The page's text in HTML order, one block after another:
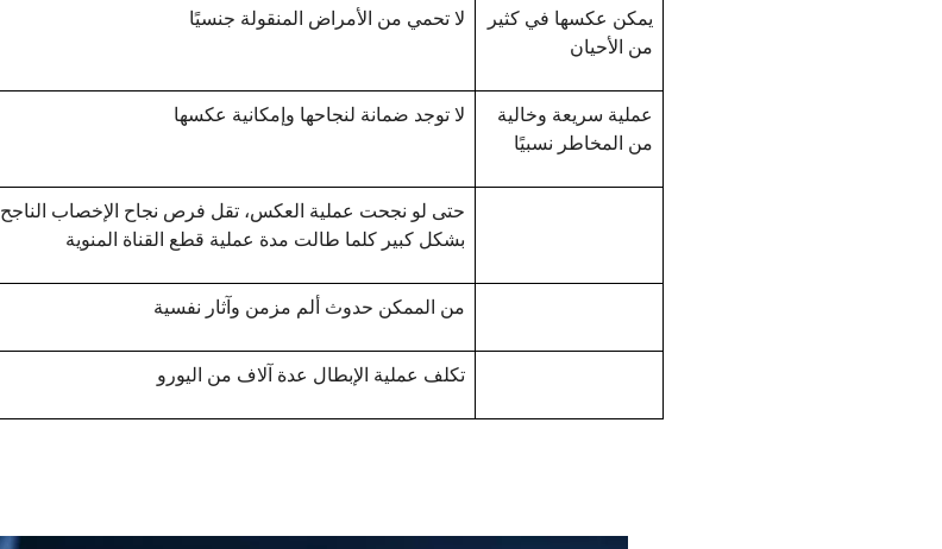
يمكن عكسها في كثير
من الأحيان
لا تحمي من الأمراض المنقولة جنسيًا
عملية سريعة وخالية
من المخاطر نسبيًا
لا توجد ضمانة لنجاحها وإمكانية عكسها
حتى لو نجحت عملية العكس، تقل فرص نجاح الإخصاب الناجح
بشكل كبير كلما طالت مدة عملية قطع القناة المنوية
من الممكن حدوث ألم مزمن وآثار نفسية
تكلف عملية الإبطال عدة آلاف من اليورو